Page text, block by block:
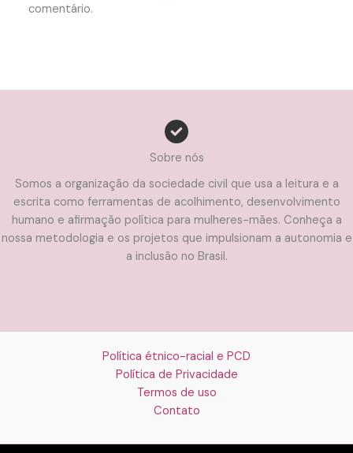
comentário.
Sobre nós
Somos a organização da sociedade civil que usa a leitura e a
escrita como ferramentas de acolhimento, desenvolvimento
humano e afirmação política para mulheres-mães. Conheça a
nossa metodologia e os projetos que impulsionam a autonomia e
a inclusão no Brasil.
Política étnico-racial e PCD
Política de Privacidade
Termos de uso
Contato